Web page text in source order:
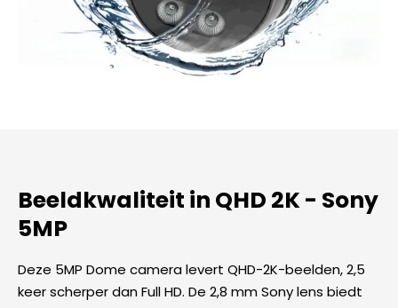
Beeldkwaliteit in QHD 2K - Sony
5MP
Deze 5MP Dome camera levert QHD-2K-beelden, 2,5
keer scherper dan Full HD. De 2,8 mm Sony lens biedt